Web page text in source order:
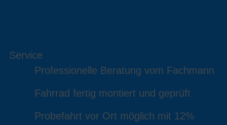
Service
Professionelle Beratung vom Fachmann
Fahrrad fertig montiert und geprüft
Probefahrt vor Ort möglich mit 12%